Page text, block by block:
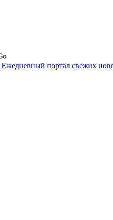
Ежедневный портал свежих